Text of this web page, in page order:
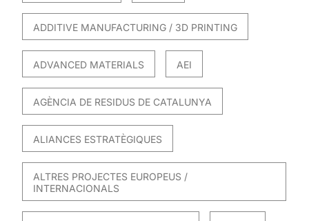
ADDITIVE MANUFACTURING / 3D PRINTING
ADVANCED MATERIALS AEI
AGÈNCIA DE RESIDUS DE CATALUNYA
ALIANCES ESTRATÈGIQUES
ALTRES PROJECTES EUROPEUS /
INTERNACIONALS